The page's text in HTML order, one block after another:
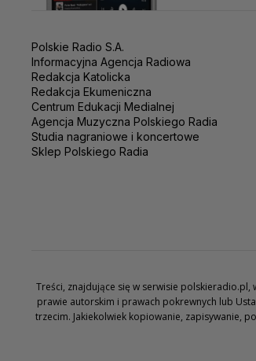
Polskie Radio S.A.
Informacyjna Agencja Radiowa
Redakcja Katolicka
Redakcja Ekumeniczna
Centrum Edukacji Medialnej
Agencja Muzyczna Polskiego Radia
Studia nagraniowe i koncertowe
Sklep Polskiego Radia
Treści, znajdujące się w serwisie
prawie autorskim i prawach pokrewnych lub
trzecim. Jakiekolwiek kopiowanie, zapisywanie,